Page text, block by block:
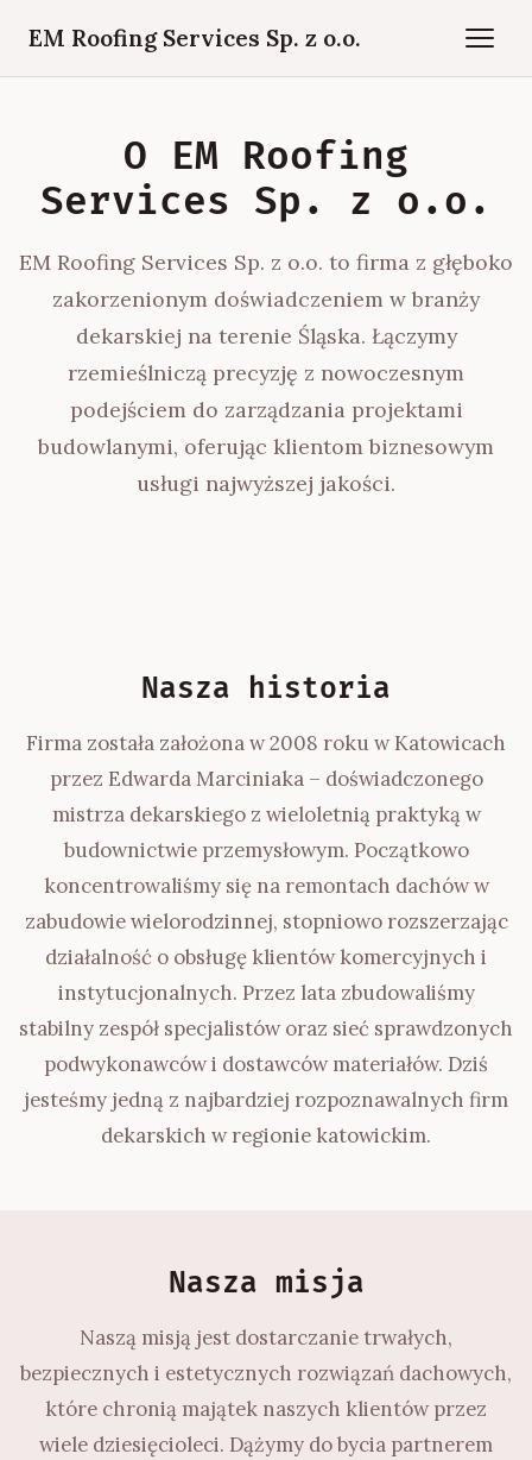
EM Roofing Services Sp. z o.o.
O EM Roofing
Services Sp. z o.o.
EM Roofing Services Sp. z o.o. to firma z głęboko
zakorzenionym doświadczeniem w branży
dekarskiej na terenie Śląska. Łączymy
rzemieślniczą precyzję z nowoczesnym
podejściem do zarządzania projektami
budowlanymi, oferując klientom biznesowym
usługi najwyższej jakości.
Nasza historia
Firma została założona w 2008 roku w Katowicach
przez Edwarda Marciniaka – doświadczonego
mistrza dekarskiego z wieloletnią praktyką w
budownictwie przemysłowym. Początkowo
koncentrowaliśmy się na remontach dachów w
zabudowie wielorodzinnej, stopniowo rozszerzając
działalność o obsługę klientów komercyjnych i
instytucjonalnych. Przez lata zbudowaliśmy
stabilny zespół specjalistów oraz sieć sprawdzonych
podwykonawców i dostawców materiałów. Dziś
jesteśmy jedną z najbardziej rozpoznawalnych firm
dekarskich w regionie katowickim.
Nasza misja
Naszą misją jest dostarczanie trwałych,
bezpiecznych i estetycznych rozwiązań dachowych,
które chronią majątek naszych klientów przez
wiele dziesięcioleci. Dążymy do bycia partnerem